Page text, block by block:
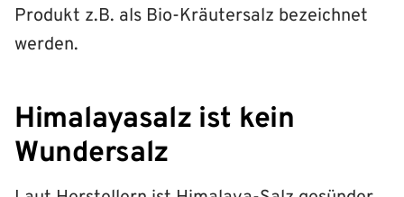
Produkt z.B. als Bio-Kräutersalz bezeichnet
werden.
Himalayasalz ist kein
Wundersalz